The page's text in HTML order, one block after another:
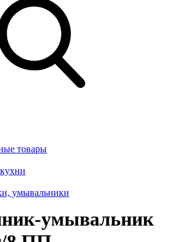
товары
умывальники
умывальник